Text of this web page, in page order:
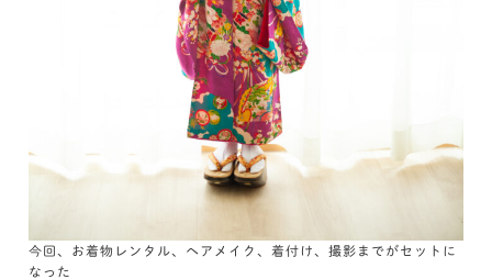
今回、お着物レンタル、ヘアメイク、着付け、撮影までがセットに
なった